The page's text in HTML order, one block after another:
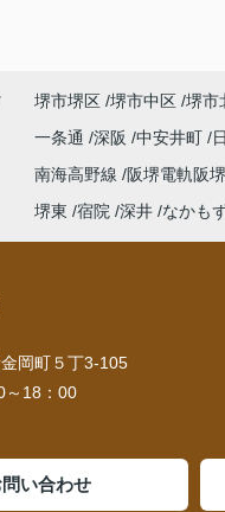
堺市堺区 堺市中区 堺市
一条通 深阪 中安井町
南海高野線 阪堺電軌阪
堺東 宿院 深井 なかも
岡町５丁3-105
～18：00
問い合わせ